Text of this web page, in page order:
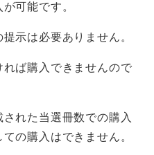
可能です。
示は必要ありません。
れば購入できませんので
された当選冊数での購入
の購入はできません。